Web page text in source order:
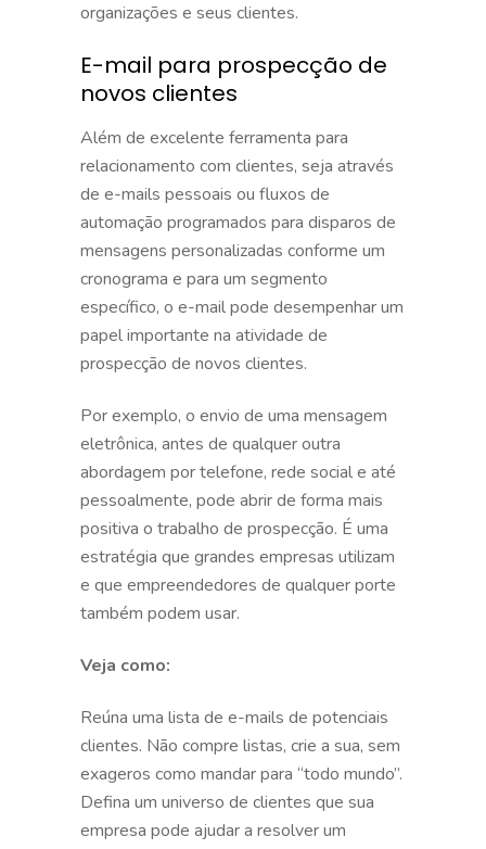
organizações e seus clientes.
E-mail para prospecção de
novos clientes
Além de excelente ferramenta para
relacionamento com clientes, seja através
de e-mails pessoais ou fluxos de
automação programados para disparos de
mensagens personalizadas conforme um
cronograma e para um segmento
específico, o e-mail pode desempenhar um
papel importante na atividade de
prospecção de novos clientes.
Por exemplo, o envio de uma mensagem
eletrônica, antes de qualquer outra
abordagem por telefone, rede social e até
pessoalmente, pode abrir de forma mais
positiva o trabalho de prospecção. É uma
estratégia que grandes empresas utilizam
e que empreendedores de qualquer porte
também podem usar.
Veja como:
Reúna uma lista de e-mails de potenciais
clientes. Não compre listas, crie a sua, sem
exageros como mandar para “todo mundo”.
Defina um universo de clientes que sua
empresa pode ajudar a resolver um